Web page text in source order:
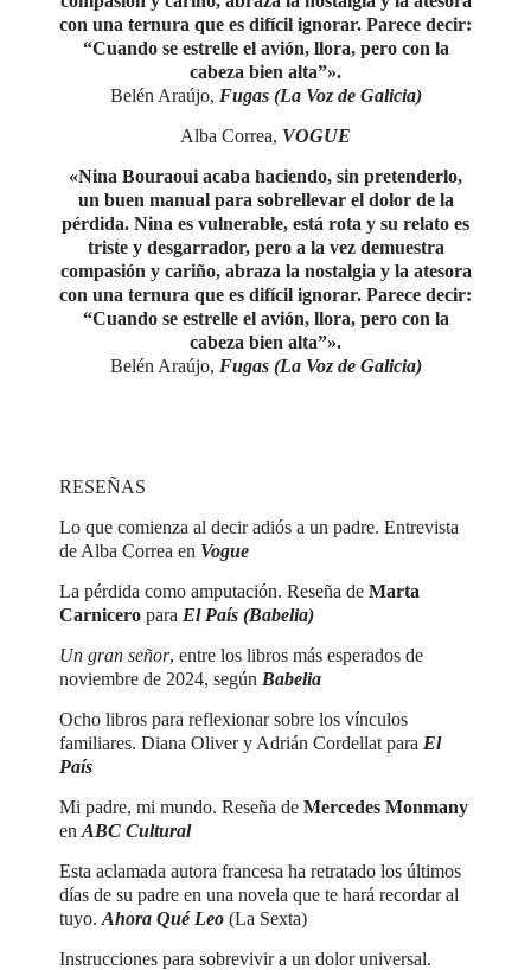
con una ternura que es difícil ignorar. Parece decir:
“Cuando se estrelle el avión, llora, pero con la
cabeza bien alta”».
Belén Araújo, Fugas (La Voz de Galicia)
Alba Correa, VOGUE
«Nina Bouraoui acaba haciendo, sin pretenderlo,
un buen manual para sobrellevar el dolor de la
pérdida. Nina es vulnerable, está rota y su relato es
triste y desgarrador, pero a la vez demuestra
compasión y cariño, abraza la nostalgia y la atesora
con una ternura que es difícil ignorar. Parece decir:
“Cuando se estrelle el avión, llora, pero con la
cabeza bien alta”».
Belén Araújo, Fugas (La Voz de Galicia)
RESEÑAS
Lo que comienza al decir adiós a un padre. Entrevista
de Alba Correa en Vogue
La pérdida como amputación. Reseña de Marta
Carnicero para El País (Babelia)
Un gran señor, entre los libros más esperados de
noviembre de 2024, según Babelia
Ocho libros para reflexionar sobre los vínculos
familiares. Diana Oliver y Adrián Cordellat para El
País
Mi padre, mi mundo. Reseña de Mercedes Monmany
en ABC Cultural
Esta aclamada autora francesa ha retratado los últimos
días de su padre en una novela que te hará recordar al
tuyo. Ahora Qué Leo (La Sexta)
Instrucciones para sobrevivir a un dolor universal.